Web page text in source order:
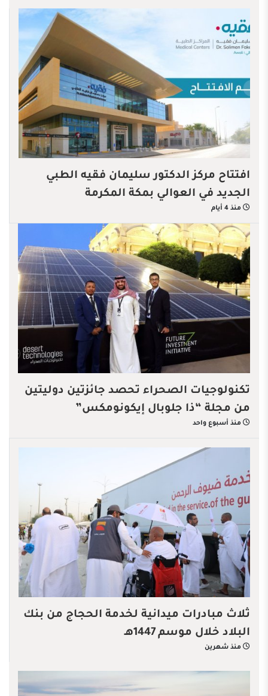
افتتاح مركز الدكتور سليمان فقيه الطبي
الجديد في العوالي بمكة المكرمة
منذ 4 أيام
تكنولوجيات الصحراء تحصد جائزتين دوليتين
من مجلة “ذا جلوبال إيكونومكس”
منذ أسبوع واحد
ثلاث مبادرات ميدانية لخدمة الحجاج من بنك
البلاد خلال موسم 1447هـ
منذ شهرين